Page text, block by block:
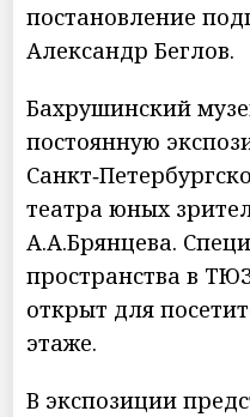
постановление
Александр Беглов.
Бахрушинский
постоянную
театра юных
А.А.Брянцева.
пространства в
открыт для
этаже.
В экспозиции